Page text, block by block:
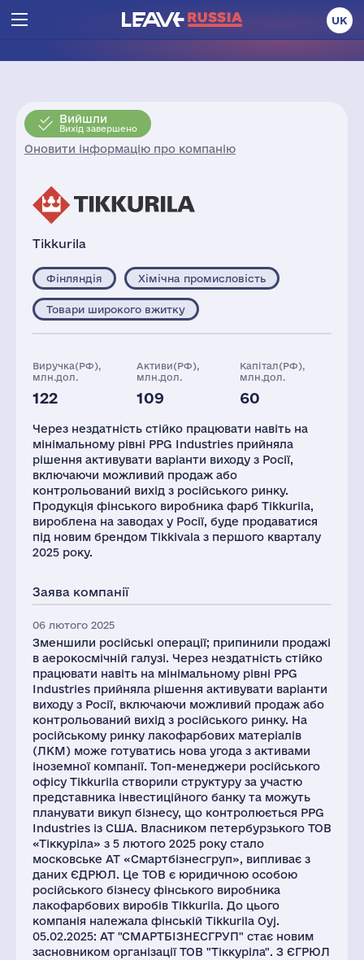
UK
Вийшли
Вихід завершено
Оновити інформацію про компанію
Tikkurila
Фінляндія Хімічна промисловість
Товари широкого вжитку
Виручка(РФ),
млн.дол.
122
Активи(РФ),
млн.дол.
109
Капітал(РФ),
млн.дол.
60
2021
1370
млн.дол.
18246 2
Через нездатність стійко працювати навіть на
мінімальному рівні PPG Industries прийняла
рішення активувати варіанти виходу з Росії,
включаючи можливий продаж або
контрольований вихід з російського ринку.
Продукція фінського виробника фарб Tikkurila,
вироблена на заводах у Росії, буде продаватися
під новим брендом Tikkivala з першого кварталу
2025 року.
Заява компанії
06 лютого 2025
Зменшили російські операції; припинили продажі
в аерокосмічній галузі. Через нездатність стійко
працювати навіть на мінімальному рівні PPG
Industries прийняла рішення активувати варіанти
виходу з Росії, включаючи можливий продаж або
контрольований вихід з російського ринку. На
російському ринку лакофарбових матеріалів
(ЛКМ) може готуватись нова угода з активами
іноземної компанії. Топ-менеджери російського
офісу Tikkurila створили структуру за участю
представника інвестиційного банку та можуть
планувати викуп бізнесу, що контролюється PPG
Industries із США. Власником петербурзького ТОВ
«Тіккуріла» з 5 лютого 2025 року стало
московське АТ «Смартбізнесгруп», випливає з
даних ЄДРЮЛ. Це ТОВ є юридичною особою
російського бізнесу фінського виробника
лакофарбових виробів Tikkurila. До цього
компанія належала фінській Tikkurila Oyj.
05.02.2025: АТ "СМАРТБІЗНЕСГРУП" стає новим
засновником організації ТОВ "Тіккуріла". З ЄГРЮЛ